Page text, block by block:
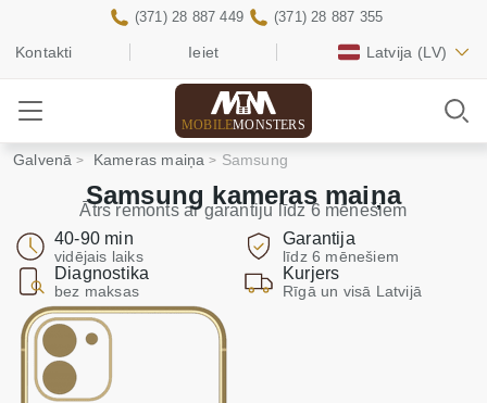
Kontakti Ieiet Latvija (LV)
(371) 28 887 449 (371) 28 887 355
MOBILEMONSTERS
Galvenā Kameras maiņa Samsung
Samsung kameras maiņa
Ātrs remonts ar garantiju līdz 6 mēnešiem
40-90 min
vidējais laiks
Garantija
līdz 6 mēnešiem
Diagnostika
bez maksas
Kurjers
Rīgā un visā Latvijā